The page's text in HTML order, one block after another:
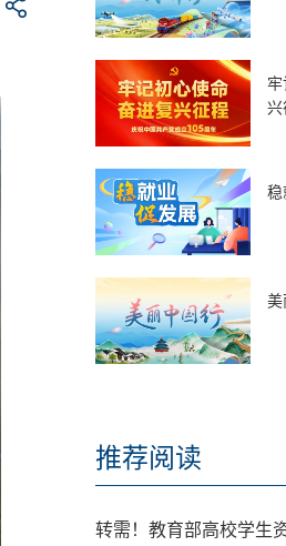
牢
兴
稳
美
推荐阅读
转需！教育部高校学生